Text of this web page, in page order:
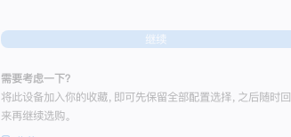
继续
需要考虑一下？
将此设备加入你的收藏，即可先保留全部配置选择，之后随时回
来再继续选购。